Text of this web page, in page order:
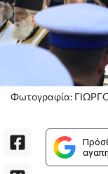
Φωτογραφία: